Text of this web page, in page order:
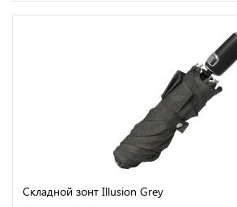
Складной зонт Illusion Grey